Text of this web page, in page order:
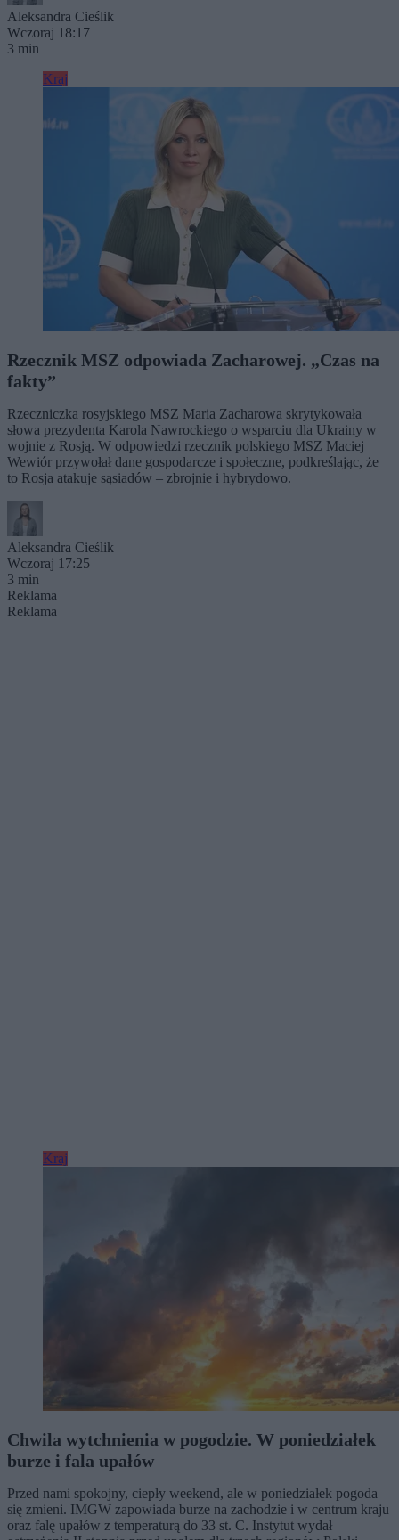
Aleksandra Cieślik
Wczoraj 18:17
3 min
Kraj
Rzecznik MSZ odpowiada Zacharowej. „Czas na
fakty”
Rzeczniczka rosyjskiego MSZ Maria Zacharowa skrytykowała
słowa prezydenta Karola Nawrockiego o wsparciu dla Ukrainy w
wojnie z Rosją. W odpowiedzi rzecznik polskiego MSZ Maciej
Wewiór przywołał dane gospodarcze i społeczne, podkreślając, że
to Rosja atakuje sąsiadów – zbrojnie i hybrydowo.
Aleksandra Cieślik
Wczoraj 17:25
3 min
Reklama
Reklama
Kraj
Chwila wytchnienia w pogodzie. W poniedziałek
burze i fala upałów
Przed nami spokojny, ciepły weekend, ale w poniedziałek pogoda
się zmieni. IMGW zapowiada burze na zachodzie i w centrum kraju
oraz falę upałów z temperaturą do 33 st. C. Instytut wydał